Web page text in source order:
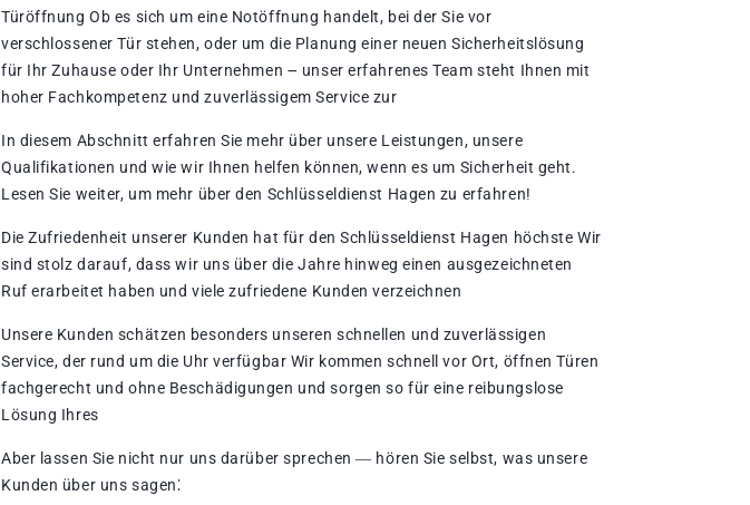
Türöffnung Ob es sich um eine Notöffnung handelt, bei der Sie vor
verschlossener Tür stehen, oder um die Planung einer neuen Sicherheitslösung
für Ihr Zuhause oder Ihr Unternehmen ౼ unser erfahrenes Team steht Ihnen mit
hoher Fachkompetenz und zuverlässigem Service zur
In diesem Abschnitt erfahren Sie mehr über unsere Leistungen, unsere
Qualifikationen und wie wir Ihnen helfen können, wenn es um Sicherheit geht.
Lesen Sie weiter, um mehr über den Schlüsseldienst Hagen zu erfahren!​
Die Zufriedenheit unserer Kunden hat für den Schlüsseldienst Hagen höchste Wir
sind stolz darauf, dass wir uns über die Jahre hinweg einen ausgezeichneten
Ruf erarbeitet haben und viele zufriedene Kunden verzeichnen
Unsere Kunden schätzen besonders unseren schnellen und zuverlässigen
Service, der rund um die Uhr verfügbar Wir kommen schnell vor Ort, öffnen Türen
fachgerecht und ohne Beschädigungen und sorgen so für eine reibungslose
Lösung Ihres
Aber lassen Sie nicht nur uns darüber sprechen ― hören Sie selbst, was unsere
Kunden über uns sagen⁚